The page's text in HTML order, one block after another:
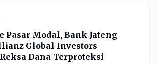
Pasar Modal, Bank Jateng
Global Investors
Dana Terproteksi